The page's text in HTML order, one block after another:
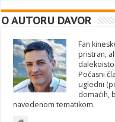
O AUTORU DAVOR
Fan
pristran,
Počasni
ugledni
domaćih,
navedenom tematikom.